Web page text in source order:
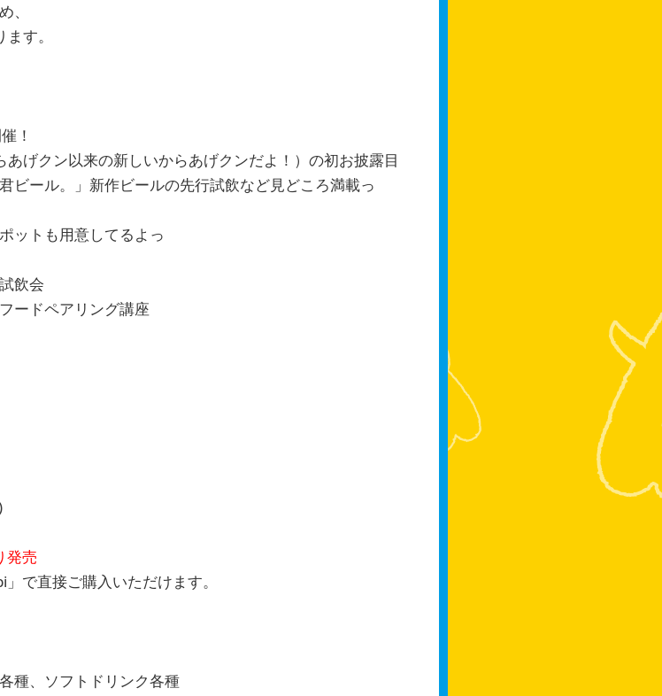
、
す。
！
げクン以来の新しいからあげクンだよ！）の初お披露目
ビール。」新作ビールの先行試飲など見どころ満載っ
ットも用意してるよっ
飲会
ードペアリング講座
発売
で直接ご購入いただけます。
種、ソフトドリンク各種